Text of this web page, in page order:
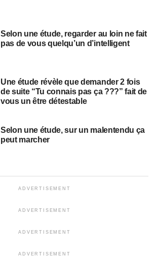
Selon une étude, regarder au loin ne fait
pas de vous quelqu’un d’intelligent
Une étude révèle que demander 2 fois
de suite “Tu connais pas ça ???” fait de
vous un être détestable
Selon une étude, sur un malentendu ça
peut marcher
ADVERTISEMENT
ADVERTISEMENT
ADVERTISEMENT
ADVERTISEMENT